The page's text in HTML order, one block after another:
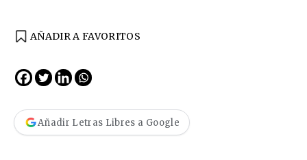
AÑADIR A FAVORITOS
Añadir Letras Libres a Google